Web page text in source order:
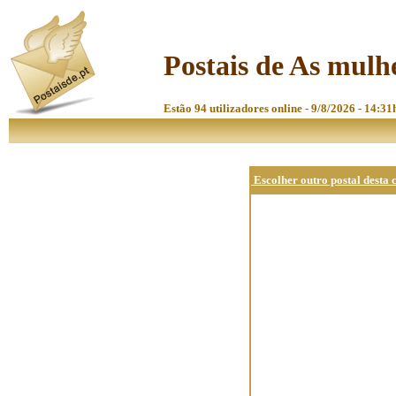
Postais de As
Estão 94 utilizadores online - 9/8/2026 -
Escolher outro postal desta